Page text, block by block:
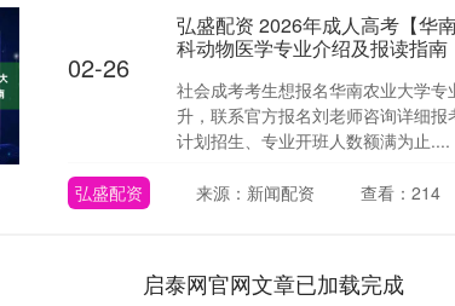
02-26
弘盛配资 2026年成人高考【华
科动物医学专业介绍及报读指南
社会成考考生想报名华南农业大学
升，联系官方报名刘老师咨询详细
计划招生、专业开班人数额满为止....
弘盛配资 来源：新闻配资 查看：214
启泰网官网文章已加载完成